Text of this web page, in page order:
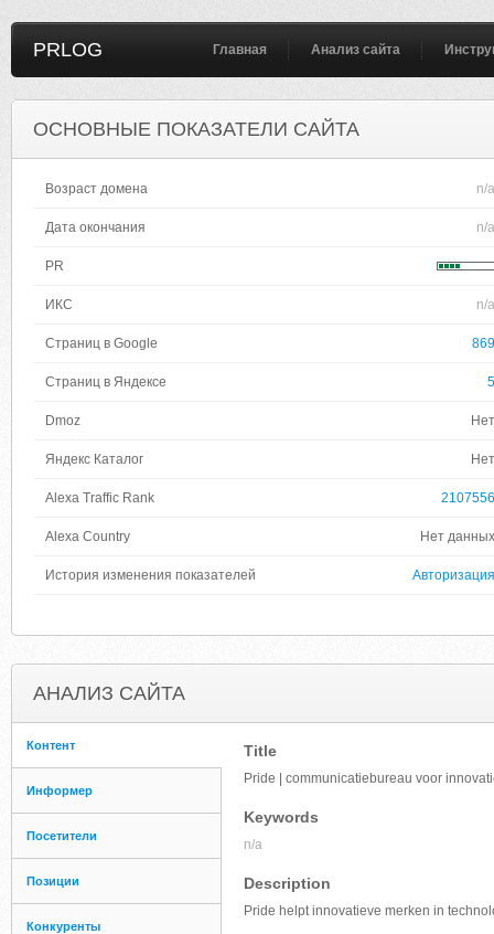
PRLOG Главная Анализ сайта
ОСНОВНЫЕ ПОКАЗАТЕЛИ САЙТА
Возраст домена n/a
Дата окончания n/a
PR
ИКС n/a
Страниц в Google 869
Страниц в Яндексе 5
Dmoz Нет
Яндекс Каталог Нет
Alexa Traffic Rank 2107556
Alexa Country Нет данных
История изменения показателей Авторизация
АНАЛИЗ САЙТА
Контент
Информер
Посетители
Позиции
Конкуренты
Title
Pride | communicatiebureau voor
Keywords
n/a
Description
Pride helpt innovatieve merken in